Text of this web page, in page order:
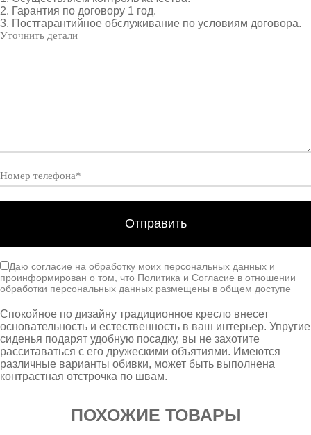
2. Гарантия по договору 1 год.
3. Постгарантийное обслуживание по условиям договора.
Даю согласие на обработку моих персональных данных и
проинформирован о том, что Политика и Согласие в отношении
обработки персональных данных размещены в общем доступе
Спокойное по дизайну традиционное кресло внесет
основательность и естественность в ваш интерьер. Упругие
сиденья подарят удобную посадку, вы не захотите
расситаваться с его дружескими объятиями. Имеются
различные варианты обивки, может быть выполнена
контрастная отстрочка по швам.
ПОХОЖИЕ ТОВАРЫ